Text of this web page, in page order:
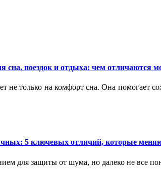
поездок и отдыха: чем отличаются
не только на комфорт сна. Она помогает
5 ключевых отличий, которые
для защиты от шума, но далеко не все